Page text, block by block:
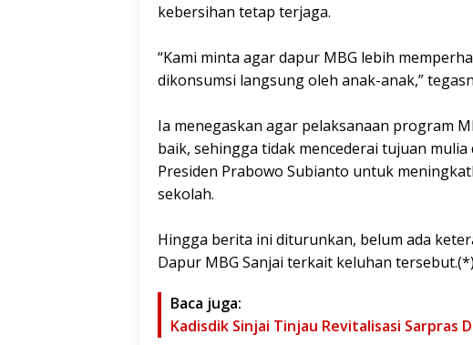
kebersihan tetap terjaga.
‎“Kami minta agar dapur MBG lebih
dikonsumsi langsung oleh anak-anak,”
‎Ia menegaskan agar pelaksanaan program
baik, sehingga tidak mencederai tujuan
Presiden Prabowo Subianto untuk
sekolah.
‎Hingga berita ini diturunkan, belum ada
Dapur MBG Sanjai terkait keluhan
Baca juga:
Kadisdik Sinjai Tinjau Revitalisasi Sarpras